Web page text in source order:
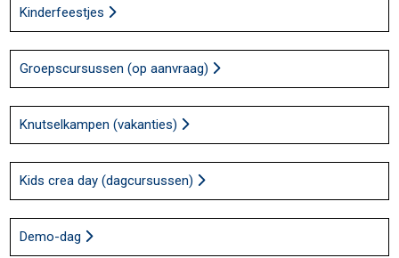
Kinderfeestjes
Groepscursussen (op aanvraag)
Knutselkampen (vakanties)
Kids crea day (dagcursussen)
Demo-dag